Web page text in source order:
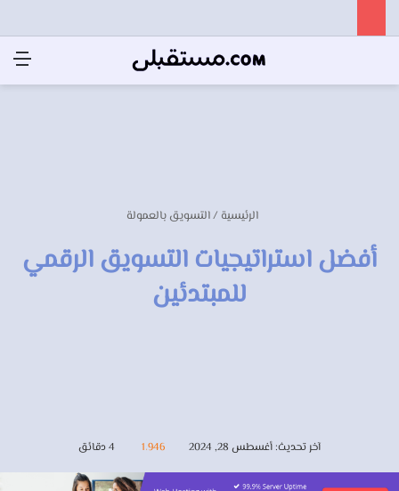
الرئيسية /التسويق بالعمولة
أفضل استراتيجيات التسويق الرقمي
للمبتدئين
آخر تحديث: أغسطس 28, 2024 1٬946